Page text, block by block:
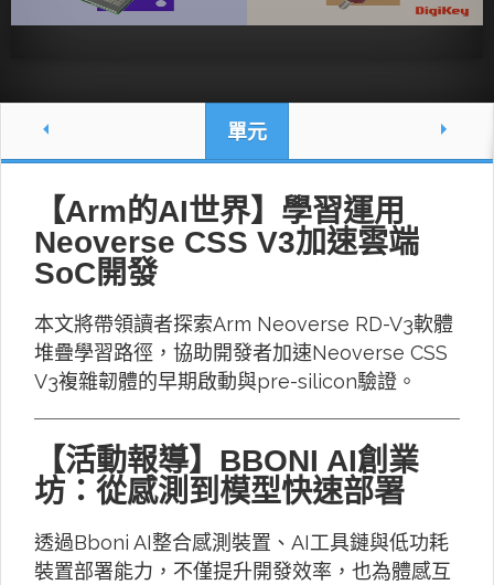
單元
【Arm的AI世界】學習運用
Neoverse CSS V3加速雲端
SoC開發
本文將帶領讀者探索Arm Neoverse RD-V3軟體
堆疊學習路徑，協助開發者加速Neoverse CSS
V3複雜韌體的早期啟動與pre-silicon驗證。
【活動報導】BBONI AI創業
坊：從感測到模型快速部署
透過Bboni AI整合感測裝置、AI工具鏈與低功耗
裝置部署能力，不僅提升開發效率，也為體感互